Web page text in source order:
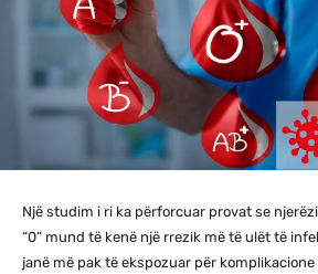
Një studim i ri ka përforcuar provat se
“0” mund të kenë një rrezik më të ulët të
janë më pak të ekspozuar për